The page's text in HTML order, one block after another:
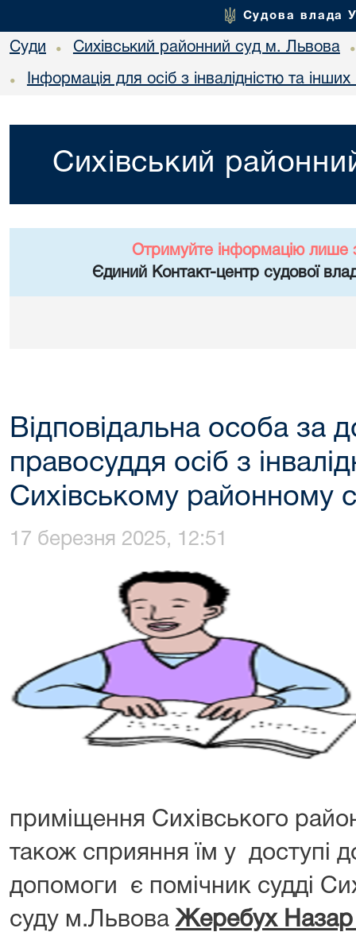
Судова влада
Суди • Сихівський районний суд м. Львова
• Інформація для осіб з інвалідністю та
Сихівський
Отримуйте інформацію лише
Єдиний Контакт-центр судової
Відповідальна особа за
правосуддя осіб з
Сихівському районному
17 березня 2025, 12:51
приміщення Сихівського
також сприяння їм у доступі
допомоги є помічник судді
суду м.ЛьвоваЖеребух Назар